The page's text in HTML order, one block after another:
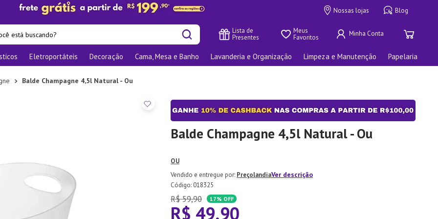
Nossas lojas Blog
está buscando?
Lista de
Presentes
Meus
Favoritos
Eletroportáteis Decoração Cama, Mesa e Banho Lavanderia e Organização Limpeza e Manutenção Papelaria
Balde Champagne 4,5l Natural - Ou
Balde Champagne 4,5l Natural - Ou
OU
PreçolandiaVer descrição
: 018325
R$ 59,90 17% OFF
R$ 49,90
buscados